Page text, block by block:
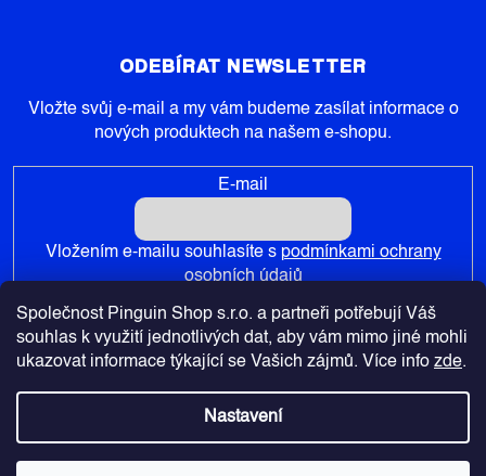
Společnost Pinguin Shop s.r.o. a partneři potřebují Váš
souhlas k využití jednotlivých dat, aby vám mimo jiné mohli
ukazovat informace týkající se Vašich zájmů. Více info zde.
Nastavení
ODEBÍRAT NEWSLETTER
Vložte svůj e-mail a my vám budeme zasílat informace o
nových produktech na našem e-shopu.
E-mail
Vložením e-mailu souhlasíte s podmínkami ochrany
osobních údajů
PŘIHLÁSIT SE
Pinguin-Shop.cz. Všechna práva vyhrazena.